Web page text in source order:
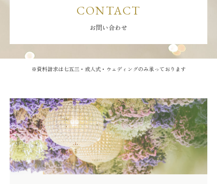
CONTACT
お問い合わせ
※資料請求は七五三・成人式・ウェディングのみ承っております